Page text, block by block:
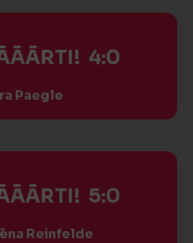
4:0
Paegle
5:0
Reinfelde